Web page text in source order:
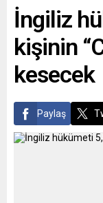
İngiliz
kişinin
kesecek
Paylaş